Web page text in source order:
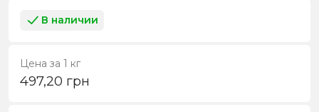
В наличии
Цена за 1 кг
497,20 грн